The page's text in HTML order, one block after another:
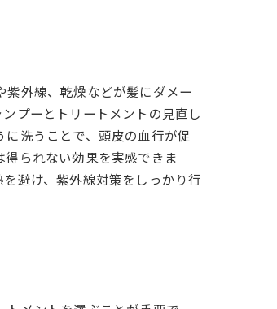
外線、乾燥などが髪にダメー
プーとトリートメントの見直し
洗うことで、頭皮の血行が促
られない効果を実感できま
避け、紫外線対策をしっかり行